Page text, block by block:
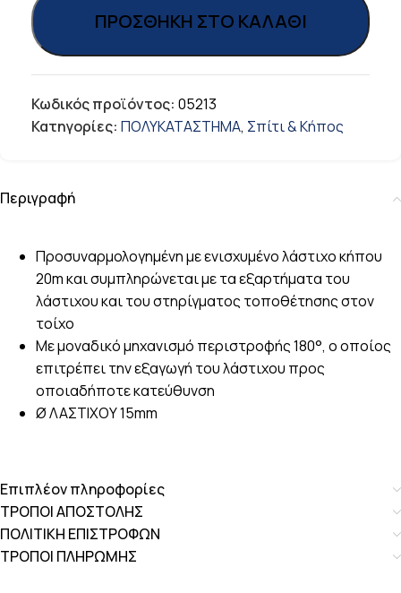
ΠΡΟΣΘΉΚΗ ΣΤΟ ΚΑΛΆΘΙ
Κωδικός προϊόντος: 05213
Κατηγορίες: ΠΟΛΥΚΑΤΑΣΤΗΜΑ, Σπίτι & Κήπος
Περιγραφή
Προσυναρμολογημένη με ενισχυμένο λάστιχο κήπου
20m και συμπληρώνεται με τα εξαρτήματα του
λάστιχου και του στηρίγματος τοποθέτησης στον
τοίχο
Με μοναδικό μηχανισμό περιστροφής 180°, ο οποίος
επιτρέπει την εξαγωγή του λάστιχου προς
οποιαδήποτε κατεύθυνση
Ø ΛΑΣΤΙΧΟΥ 15mm
Επιπλέον πληροφορίες
ΤΡΟΠΟΙ ΑΠΟΣΤΟΛΗΣ
ΠΟΛΙΤΙΚΗ ΕΠΙΣΤΡΟΦΩΝ
ΤΡΟΠΟΙ ΠΛΗΡΩΜΗΣ